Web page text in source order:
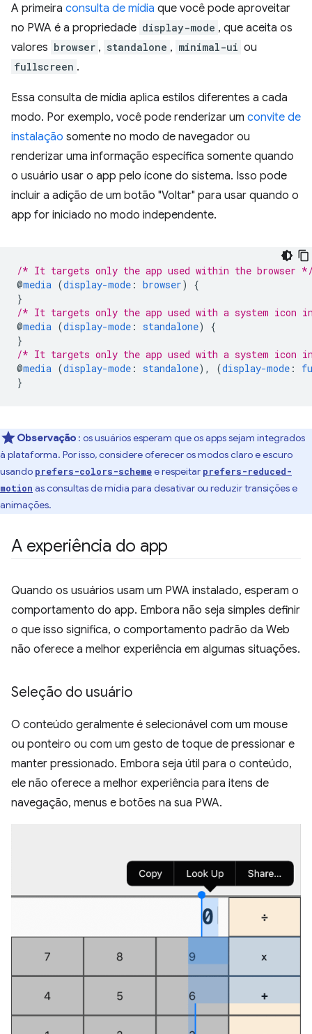
A primeira consulta de mídia que você pode aproveitar
no PWA é a propriedade display-mode , que aceita os
valores browser , standalone , minimal-ui ou
fullscreen .
Essa consulta de mídia aplica estilos diferentes a cada
modo. Por exemplo, você pode renderizar um convite de
instalação somente no modo de navegador ou
renderizar uma informação específica somente quando
o usuário usar o app pelo ícone do sistema. Isso pode
incluir a adição de um botão "Voltar" para usar quando o
app for iniciado no modo independente.
/* It targets only the app used within the browser
@media (display-mode : browser)
{
}
/* It targets only the app used with a system icon in
@media (display-mode : standalone)
{
}
/* It targets only the app used with a system icon
@media (display-mode : standalone), (display-mode :
}
Observação : os usuários esperam que os apps sejam integrados
à plataforma. Por isso, considere oferecer os modos claro e escuro
usando prefers-colors-schemee respeitar prefers-reduced-
motion as consultas de mídia para desativar ou reduzir transições e
animações.
A experiência do app
Quando os usuários usam um PWA instalado, esperam o
comportamento do app. Embora não seja simples definir
o que isso significa, o comportamento padrão da Web
não oferece a melhor experiência em algumas situações.
Seleção do usuário
O conteúdo geralmente é selecionável com um mouse
ou ponteiro ou com um gesto de toque de pressionar e
manter pressionado. Embora seja útil para o conteúdo,
ele não oferece a melhor experiência para itens de
navegação, menus e botões na sua PWA.